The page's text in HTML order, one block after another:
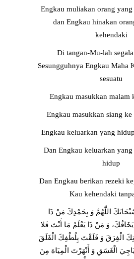
Engkau muliakan orang
dan Engkau hinakan
kehendaki
Di tangan-Mu-lah
Sesungguhnya Engkau Maha
sesuatu
Engkau masukkan malam
Engkau masukkan siang ke
Engkau keluarkan yang
Dan Engkau keluarkan
hidup
Dan Engkau berikan rezeki
Kau kehendaki
وَ مَنْ ذَا يَعْلَمُ مَا أَنْتَ فَلا
الْفِرَقَ وَ فَلَقْتَ بِلُطْفِكَ الْفَلَقَ
الْغَسَقِ وَ أَنْهَرْتَ الْمِيَاهَ مِنَ